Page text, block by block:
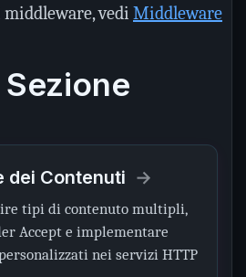
vedi Middleware
dei Contenuti
tipi di contenuto multipli,
Accept e implementare
nei servizi HTTP